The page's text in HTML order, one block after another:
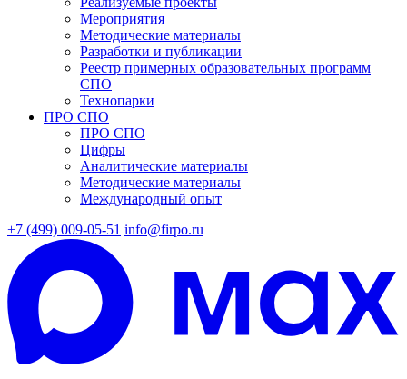
Мероприятия
Методические материалы
Разработки и публикации
Реестр примерных образовательных программ
СПО
Технопарки
ПРО СПО
ПРО СПО
Цифры
Аналитические материалы
Методические материалы
Международный опыт
+7 (499) 009-05-51 info@firpo.ru